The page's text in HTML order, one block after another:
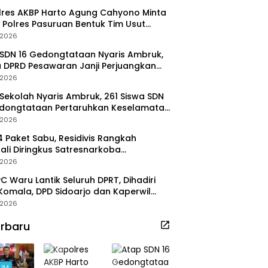
AKBP Harto Agung Cahyono Minta
Pasuruan Bentuk Tim Usut
Terduga Pelaku Judi Online
16 Gedongtataan Nyaris Ambruk,
DPRD Pesawaran Janji Perjuangkan
Perbaikan
Nyaris Ambruk, 261 Siswa SDN
Pertaruhkan Keselamatan
Paket Sabu, Residivis Rangkah
Diringkus Satresnarkoba
Surabaya
Waru Lantik Seluruh DPRT, Dihadiri
DPD Sidoarjo dan Kaperwil